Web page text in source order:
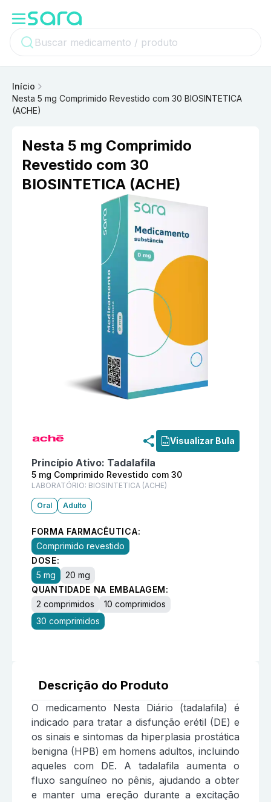
Início
Nesta 5 mg Comprimido Revestido com 30 BIOSINTETICA
(ACHE)
Nesta 5 mg Comprimido
Revestido com 30
BIOSINTETICA (ACHE)
Visualizar Bula
Princípio Ativo: Tadalafila
5 mg Comprimido Revestido com 30
LABORATÓRIO: BIOSINTETICA (ACHE)
Oral Adulto
FORMA FARMACÊUTICA:
Comprimido revestido
DOSE:
5 mg
20 mg
QUANTIDADE NA EMBALAGEM:
2 comprimidos
10 comprimidos
30 comprimidos
Descrição do Produto
O medicamento Nesta Diário (tadalafila) é
indicado para tratar a disfunção erétil (DE) e
os sinais e sintomas da hiperplasia prostática
benigna (HPB) em homens adultos, incluindo
aqueles com DE. A tadalafila aumenta o
fluxo sanguíneo no pênis, ajudando a obter
e manter uma ereção durante a excitação